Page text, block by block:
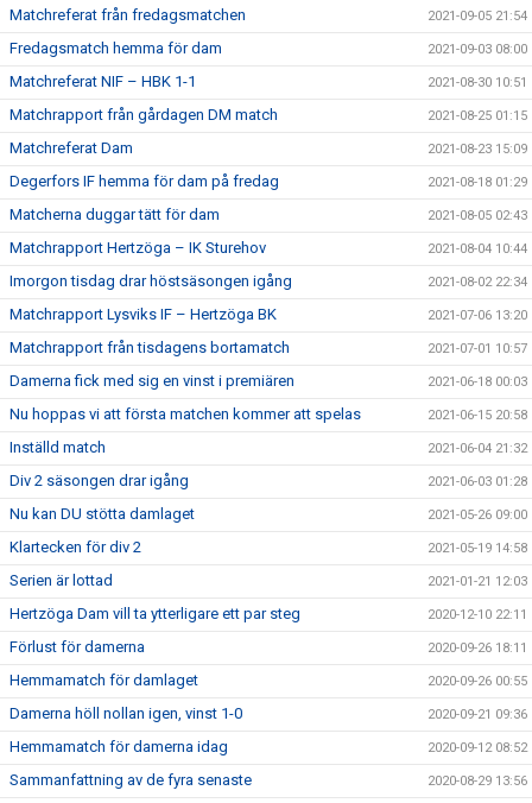
Matchreferat från fredagsmatchen 2021-09-05 21:54
Fredagsmatch hemma för dam 2021-09-03 08:00
Matchreferat NIF – HBK 1-1 2021-08-30 10:51
Matchrapport från gårdagen DM match 2021-08-25 01:15
Matchreferat Dam 2021-08-23 15:09
Degerfors IF hemma för dam på fredag 2021-08-18 01:29
Matcherna duggar tätt för dam 2021-08-05 02:43
Matchrapport Hertzöga – IK Sturehov 2021-08-04 10:44
Imorgon tisdag drar höstsäsongen igång 2021-08-02 22:34
Matchrapport Lysviks IF – Hertzöga BK 2021-07-06 13:20
Matchrapport från tisdagens bortamatch 2021-07-01 10:57
Damerna fick med sig en vinst i premiären 2021-06-18 00:03
Nu hoppas vi att första matchen kommer att spelas 2021-06-15 20:58
Inställd match 2021-06-04 21:32
Div 2 säsongen drar igång 2021-06-03 01:28
Nu kan DU stötta damlaget 2021-05-26 09:00
Klartecken för div 2 2021-05-19 14:58
Serien är lottad 2021-01-21 12:03
Hertzöga Dam vill ta ytterligare ett par steg 2020-12-10 22:11
Förlust för damerna 2020-09-26 18:11
Hemmamatch för damlaget 2020-09-26 00:55
Damerna höll nollan igen, vinst 1-0 2020-09-21 09:36
Hemmamatch för damerna idag 2020-09-12 08:52
Sammanfattning av de fyra senaste 2020-08-29 13:56